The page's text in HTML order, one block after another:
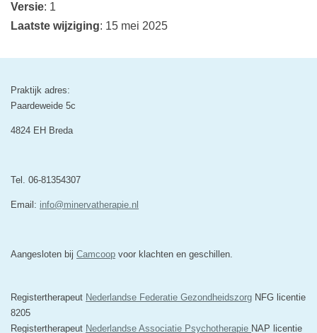
Versie: 1
Laatste wijziging: 15 mei 2025
Praktijk adres:
Paardeweide 5c
4824 EH Breda
Tel. 06-81354307
Email: info@minervatherapie.nl
Aangesloten bij Camcoop voor klachten en geschillen.
Registertherapeut Nederlandse Federatie Gezondheidszorg NFG licentie
8205
Registertherapeut Nederlandse Associatie Psychotherapie NAP licentie